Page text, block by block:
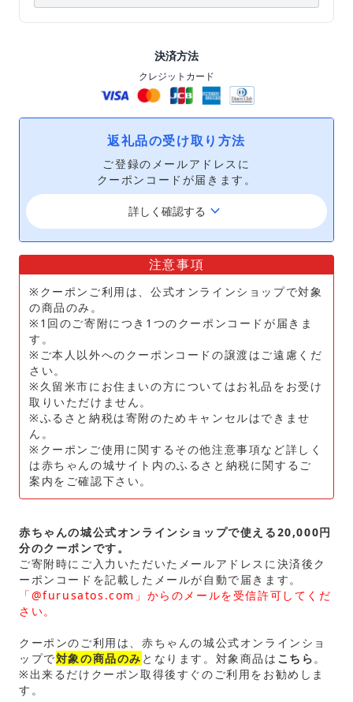
決済方法
クレジットカード
返礼品の受け取り方法
ご登録のメールアドレスに
クーポンコードが届きます。
詳しく確認する keyboard_arrow_down
注意事項
※クーポンご利用は、公式オンラインショップで対象
の商品のみ。
※1回のご寄附につき1つのクーポンコードが届きま
す。
※ご本人以外へのクーポンコードの譲渡はご遠慮くだ
さい。
※久留米市にお住まいの方についてはお礼品をお受け
取りいただけません。
※ふるさと納税は寄附のためキャンセルはできませ
ん。
※クーポンご使用に関するその他注意事項など詳しく
は赤ちゃんの城サイト内のふるさと納税に関するご
案内をご確認下さい。
赤ちゃんの城公式オンラインショップで使える20,000円
分のクーポンです。
ご寄附時にご入力いただいたメールアドレスに決済後ク
ーポンコードを記載したメールが自動で届きます。
「@furusatos.com」からのメールを受信許可してくだ
さい。
クーポンのご利用は、赤ちゃんの城公式オンラインショ
ップで対象の商品のみ となります。対象商品は こちら。
※出来るだけクーポン取得後すぐのご利用をお勧めしま
す。